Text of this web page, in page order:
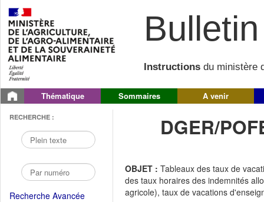
Instructions du ministère
Thématique Sommaires A venir
RECHERCHE :
Recherche Avancée
DGER/
OBJET : Tableaux des taux de
des taux horaires des indemnités
agricole), taux de vacations